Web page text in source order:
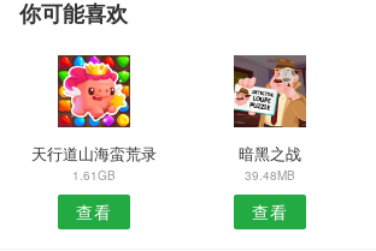
你可能喜欢
天行道山海蛮荒录
1.61GB
查看
暗黑之战
39.48MB
查看